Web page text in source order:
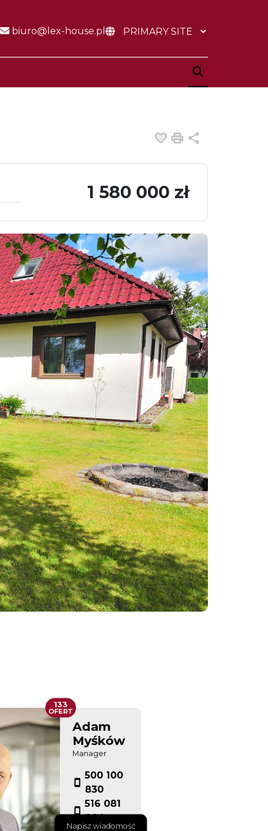
biuro@lex-house.pl
Dodaj do
Drukuj
1 580 000 zł
Adam
Myśków
Manager
500 100
830
516 081
004
Napisz wiadomość
133
OFERT